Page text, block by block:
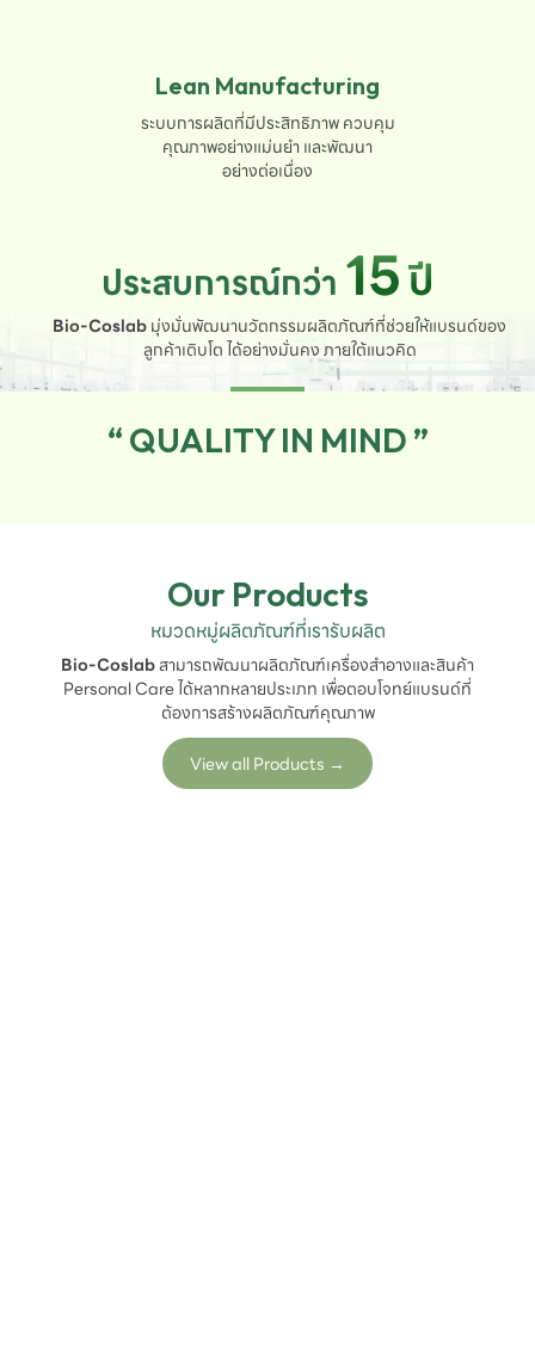
Lean Manufacturing
ระบบการผลิตที่มีประสิทธิภาพ ควบคุม
คุณภาพอย่างแม่นยำ และพัฒนา
อย่างต่อเนื่อง
ประสบการณ์กว่า 15ปี
Bio-Coslabมุ่งมั่นพัฒนานวัตกรรมผลิตภัณฑ์ที่ช่วยให้แบรนด์ของ
ลูกค้าเติบโต ได้อย่างมั่นคง ภายใต้แนวคิด
“ QUALITY IN MIND ”
Our Products
หมวดหมู่ผลิตภัณฑ์ที่เรารับผลิต
Bio-Coslabสามารถพัฒนาผลิตภัณฑ์เครื่องสำอางและสินค้า
Personal Care ได้หลากหลายประเภท เพื่อตอบโจทย์แบรนด์ที่
ต้องการสร้างผลิตภัณฑ์คุณภาพ
View all Products →